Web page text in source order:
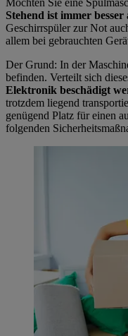
Möchten Sie eine
Stehend ist immer besser
Geschirrspüler zur Not
allem bei gebrauchten
Der Grund: In der
befinden. Verteilt sich
Elektronik beschädigt
trotzdem liegend
genügend Platz für einen
folgenden